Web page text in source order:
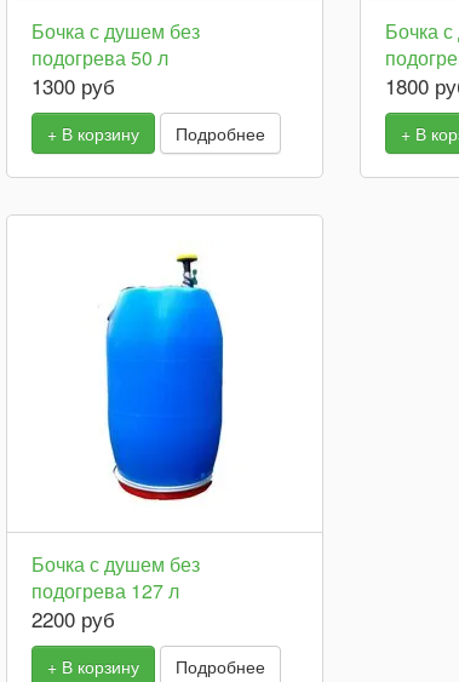
Бочка с душем без
подогрева 50 л
1300 руб
+ В корзину Подробнее
Бочка
1800
+ В
Бочка с душем без
подогрева 127 л
2200 руб
+ В корзину Подробнее